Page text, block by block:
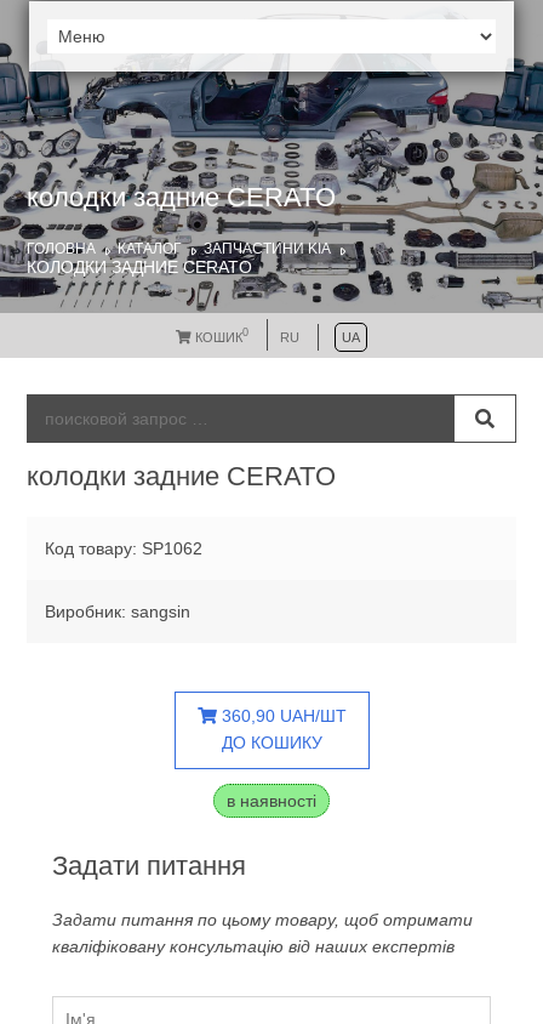
колодки задние CERATO
ГОЛОВНА КАТАЛОГ ЗАПЧАСТИНИ KIA
КОЛОДКИ ЗАДНИЕ CERATO
КОШИК0 RU UA
колодки задние CERATO
Код товару: SP1062
Виробник: sangsin
360,90 UAH/ШТ
ДО КОШИКУ
в наявності
Задати питання
Задати питання по цьому товару, щоб отримати
кваліфіковану консультацію від наших експертів